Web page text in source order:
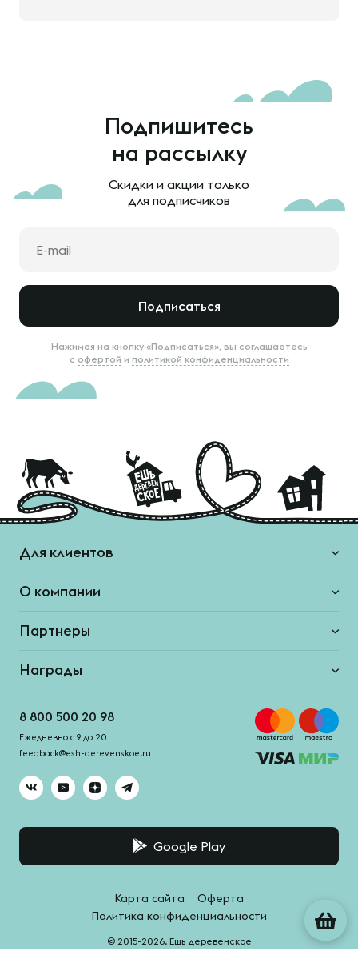
Подпишитесь
на рассылку
Скидки и акции только
для подписчиков
Подписаться
Нажимая на кнопку «Подписаться», вы соглашаетесь
с офертой и политикой конфиденциальности
Для клиентов
О компании
Партнеры
Награды
8 800 500 20 98
Ежедневно с 9 до 20
feedback@esh-derevenskoe.ru
Google Play
© 2015-2026. Ешь деревенское
Карта сайта
Оферта
Политика конфиденциальности